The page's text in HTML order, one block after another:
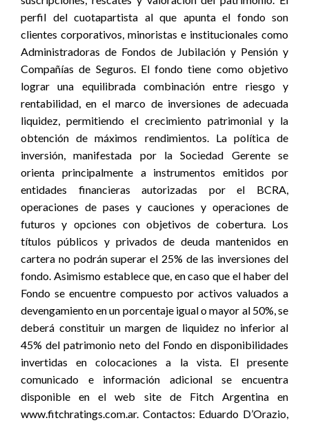
perfil del cuotapartista al que apunta el fondo son
clientes corporativos, minoristas e institucionales como
Administradoras de Fondos de Jubilación y Pensión y
Compañías de Seguros. El fondo tiene como objetivo
lograr una equilibrada combinación entre riesgo y
rentabilidad, en el marco de inversiones de adecuada
liquidez, permitiendo el crecimiento patrimonial y la
obtención de máximos rendimientos. La política de
inversión, manifestada por la Sociedad Gerente se
orienta principalmente a instrumentos emitidos por
entidades financieras autorizadas por el BCRA,
operaciones de pases y cauciones y operaciones de
futuros y opciones con objetivos de cobertura. Los
títulos públicos y privados de deuda mantenidos en
cartera no podrán superar el 25% de las inversiones del
fondo. Asimismo establece que, en caso que el haber del
Fondo se encuentre compuesto por activos valuados a
devengamiento en un porcentaje igual o mayor al 50%, se
deberá constituir un margen de liquidez no inferior al
45% del patrimonio neto del Fondo en disponibilidades
invertidas en colocaciones a la vista. El presente
comunicado e información adicional se encuentra
disponible en el web site de Fitch Argentina en
www.fitchratings.com.ar. Contactos: Eduardo D’Orazio,